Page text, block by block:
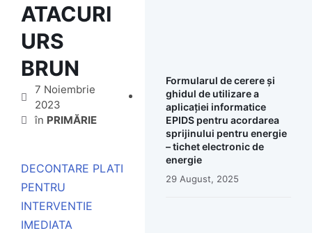
ATACURI
URS
BRUN
7 Noiembrie
2023
în PRIMĂRIE
DECONTARE PLATI
PENTRU
INTERVENTIE
IMEDIATA
Formularul de cerere și
ghidul de utilizare a
aplicației informatice
EPIDS pentru acordarea
sprijinului pentru energie
– tichet electronic de
energie
29 August, 2025